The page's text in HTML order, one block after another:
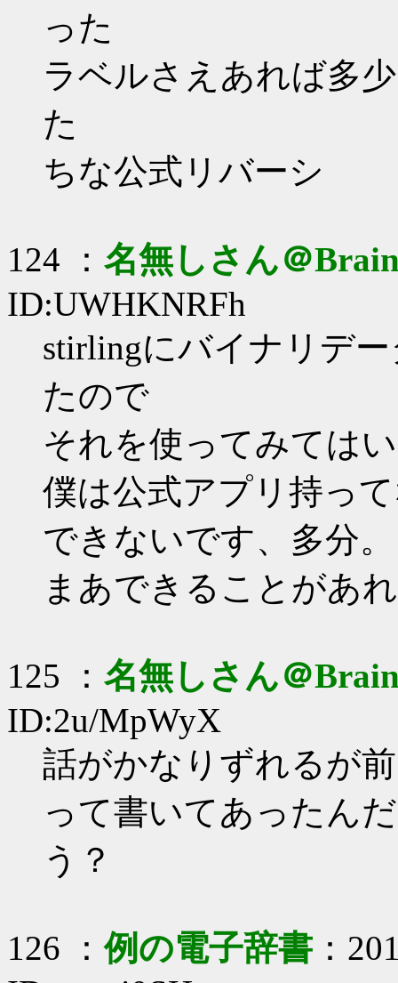
った
ラベルさえあれば多
た
ちな公式リバーシ
124 ： 名無しさん＠
ID:UWHKNRFh
stirlingにバイナリデ
たので
それを使ってみては
僕は公式アプリ持っ
できないです、多分。
まあできることがあ
125 ： 名無しさん＠
ID:2u/MpWyX
話がかなりずれるが
って書いてあったん
う？
126 ：例の電子辞書 ：